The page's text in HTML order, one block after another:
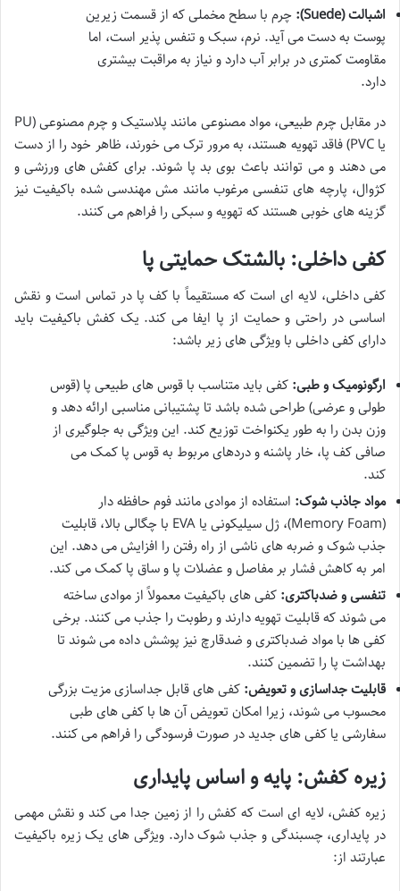
اشبالت (Suede):
چرم با سطح مخملی که از قسمت زیرین
پوست به دست می آید. نرم، سبک و تنفس پذیر است، اما
مقاومت کمتری در برابر آب دارد و نیاز به مراقبت بیشتری
دارد.
در مقابل چرم طبیعی، مواد مصنوعی مانند پلاستیک و چرم مصنوعی (PU
یا PVC) فاقد تهویه هستند، به مرور ترک می خورند، ظاهر خود را از دست
می دهند و می توانند باعث بوی بد پا شوند. برای کفش های ورزشی و
کژوال، پارچه های تنفسی مرغوب مانند مش مهندسی شده باکیفیت نیز
گزینه های خوبی هستند که تهویه و سبکی را فراهم می کنند.
کفی داخلی: بالشتک حمایتی پا
کفی داخلی، لایه ای است که مستقیماً با کف پا در تماس است و نقش
اساسی در راحتی و حمایت از پا ایفا می کند. یک کفش باکیفیت باید
دارای کفی داخلی با ویژگی های زیر باشد:
ارگونومیک و طبی: کفی باید متناسب با قوس های طبیعی پا (قوس
طولی و عرضی) طراحی شده باشد تا پشتیبانی مناسبی ارائه دهد و
وزن بدن را به طور یکنواخت توزیع کند. این ویژگی به جلوگیری از
صافی کف پا، خار پاشنه و دردهای مربوط به قوس پا کمک می
کند.
مواد جاذب شوک: استفاده از موادی مانند فوم حافظه دار
(Memory Foam)، ژل سیلیکونی یا EVA با چگالی بالا، قابلیت
جذب شوک و ضربه های ناشی از راه رفتن را افزایش می دهد. این
امر به کاهش فشار بر مفاصل و عضلات پا و ساق پا کمک می کند.
تنفسی و ضدباکتری: کفی های باکیفیت معمولاً از موادی ساخته
می شوند که قابلیت تهویه دارند و رطوبت را جذب می کنند. برخی
کفی ها با مواد ضدباکتری و ضدقارچ نیز پوشش داده می شوند تا
بهداشت پا را تضمین کنند.
قابلیت جداسازی و تعویض: کفی های قابل جداسازی مزیت بزرگی
محسوب می شوند، زیرا امکان تعویض آن ها با کفی های طبی
سفارشی یا کفی های جدید در صورت فرسودگی را فراهم می کنند.
زیره کفش: پایه و اساس پایداری
زیره کفش، لایه ای است که کفش را از زمین جدا می کند و نقش مهمی
در پایداری، چسبندگی و جذب شوک دارد. ویژگی های یک زیره باکیفیت
عبارتند از: